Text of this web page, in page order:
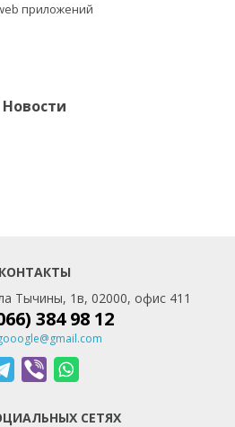
приложений
Новости
КОНТАКТЫ
Тычины, 1в, 02000, офис 411
384 98 12
СЕТЯХ